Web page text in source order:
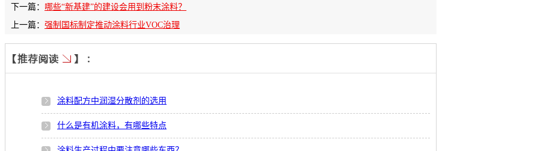
下一篇： 哪些“新基建”的建设会用到粉末涂料？
上一篇： 强制国标制定推动涂料行业VOC治理
涂料配方中润湿分散剂的选用
什么是有机涂料，有哪些特点